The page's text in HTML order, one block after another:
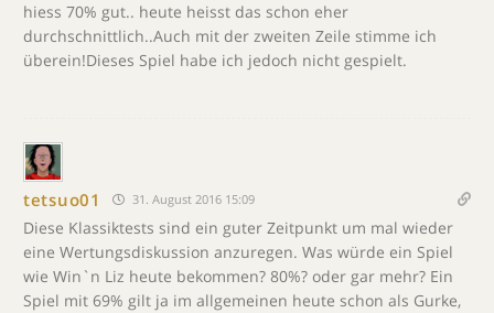
hiess 70% gut.. heute heisst das schon eher
durchschnittlich..Auch mit der zweiten Zeile stimme ich
überein!Dieses Spiel habe ich jedoch nicht gespielt.
tetsuo01 31. August 2016 15:09
Diese Klassiktests sind ein guter Zeitpunkt um mal wieder
eine Wertungsdiskussion anzuregen. Was würde ein Spiel
wie Win`n Liz heute bekommen? 80%? oder gar mehr? Ein
Spiel mit 69% gilt ja im allgemeinen heute schon als Gurke,